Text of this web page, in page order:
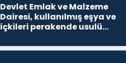
Devlet Emlak ve Malzeme
Dairesi, kullanılmış eşya ve
içkileri perakende usulü